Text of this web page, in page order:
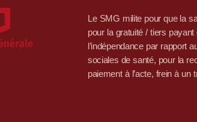
Le SMG milite pour que la
pour la gratuité / tiers
l’indépendance par rapport
sociales de santé, pour la
paiement à l’acte, frein à un